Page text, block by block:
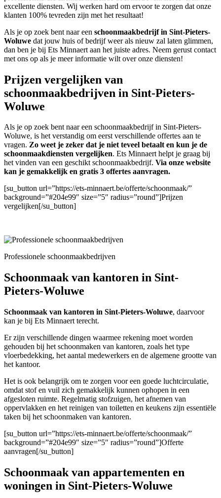
excellente diensten. Wij werken hard om ervoor te zorgen dat onze
klanten 100% tevreden zijn met het resultaat!
Als je op zoek bent naar een schoonmaakbedrijf in Sint-Pieters-
Woluwe dat jouw huis of bedrijf weer als nieuw zal laten glimmen,
dan ben je bij Ets Minnaert aan het juiste adres. Neem gerust contact
met ons op als je meer informatie wilt over onze diensten!
Prijzen vergelijken van
schoonmaakbedrijven in Sint-Pieters-
Woluwe
Als je op zoek bent naar een schoonmaakbedrijf in Sint-Pieters-
Woluwe, is het verstandig om eerst verschillende offertes aan te
vragen. Zo weet je zeker dat je niet teveel betaalt en kun je de
schoonmaakdiensten vergelijken. Ets Minnaert helpt je graag bij
het vinden van een geschikt schoonmaakbedrijf. Via onze website
kan je gemakkelijk en gratis 3 offertes aanvragen.
[su_button url=”https://ets-minnaert.be/offerte/schoonmaak/”
background=”#204e99″ size=”5″ radius=”round”]Prijzen
vergelijken[/su_button]
Professionele schoonmaakbedrijven
Schoonmaak van kantoren in Sint-
Pieters-Woluwe
Schoonmaak van kantoren in Sint-Pieters-Woluwe, daarvoor
kan je bij Ets Minnaert terecht.
Er zijn verschillende dingen waarmee rekening moet worden
gehouden bij het schoonmaken van kantoren, zoals het type
vloerbedekking, het aantal medewerkers en de algemene grootte van
het kantoor.
Het is ook belangrijk om te zorgen voor een goede luchtcirculatie,
omdat stof en vuil zich gemakkelijk kunnen ophopen in een
afgesloten ruimte. Regelmatig stofzuigen, het afnemen van
oppervlakken en het reinigen van toiletten en keukens zijn essentiële
taken bij het schoonmaken van kantoren.
[su_button url=”https://ets-minnaert.be/offerte/schoonmaak/”
background=”#204e99″ size=”5″ radius=”round”]Offerte
aanvragen[/su_button]
Schoonmaak van appartementen en
woningen in Sint-Pieters-Woluwe